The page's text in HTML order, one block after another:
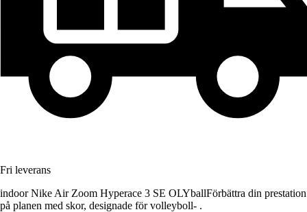
Fri leverans
indoor Nike Air Zoom Hyperace 3 SE OLYballFörbättra din prestation
på planen med skor, designade för volleyboll- .